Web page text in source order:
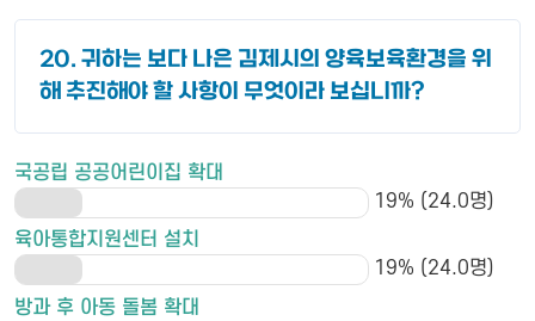
20. 귀하는 보다 나은 김제시의 양육보육환경을 위
해 추진해야 할 사항이 무엇이라 보십니까?
국공립 공공어린이집 확대
19% (24.0명)
육아통합지원센터 설치
19% (24.0명)
방과 후 아동 돌봄 확대